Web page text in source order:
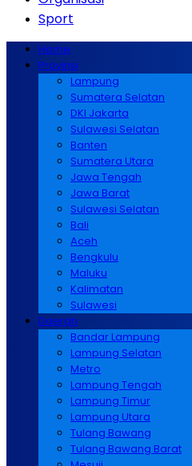
Sport
Home
Provinsi
Lampung
Sumatera Selatan
DKI Jakarta
Sulawesi Selatan
Banten
Sumatera Utara
Jawa Tengah
Jawa Barat
Sulawesi Selatan
Bali
Aceh
Bengkulu
Maluku
Kalimatan
Sulawesi
Daerah
Bandar Lampung
Lampung Selatan
Metro
Lampung Tengah
Lampung Timur
Lampung Utara
Tulang Bawang
Tulang Bawang Barat